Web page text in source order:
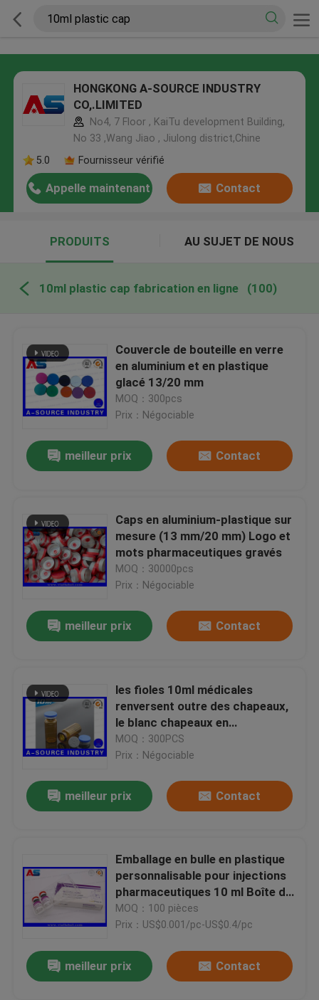
HONGKONG A-SOURCE INDUSTRY
CO,.LIMITED
No4, 7 Floor , KaiTu development Building,
No 33 ,Wang Jiao , Jiulong district,Chine
5.0
Fournisseur vérifié
Appelle maintenant Contact
PRODUITS AU SUJET DE NOUS
10ml plastic cap fabrication en ligne (100)
Couvercle de bouteille en verre
en aluminium et en plastique
glacé 13/20 mm
MOQ：300pcs
Prix：Négociable
meilleur prix Contact
Caps en aluminium-plastique sur
mesure (13 mm/20 mm) Logo et
mots pharmaceutiques gravés
MOQ：30000pcs
Prix：Négociable
meilleur prix Contact
les fioles 10ml médicales
renversent outre des chapeaux,
le blanc chapeaux en
aluminium/en plastique de 20mm
MOQ：300PCS
Prix：Négociable
meilleur prix Contact
Emballage en bulle en plastique
personnalisable pour injections
pharmaceutiques 10 ml Boîte de
maquette disponible
MOQ：100 pièces
Prix：US$0.001/pc-US$0.4/pc
meilleur prix Contact